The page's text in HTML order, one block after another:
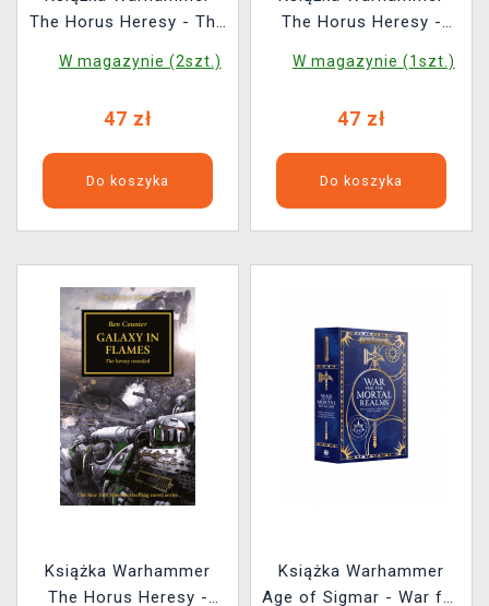
The Horus Heresy - The
ENG
W magazynie (2szt.)
47 zł
Do koszyka
The Horus Heresy -
W magazynie (1szt.)
47 zł
Do koszyka
Książka Warhammer
The Horus Heresy -
Książka Warhammer
Age of Sigmar - War for